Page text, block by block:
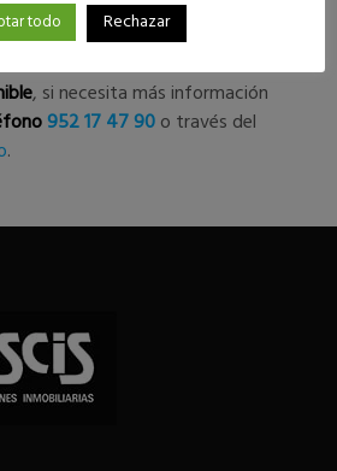
en estos momentos no tenemos
, si necesita más información
952 17 47 90o través del
.
todo Rechazar